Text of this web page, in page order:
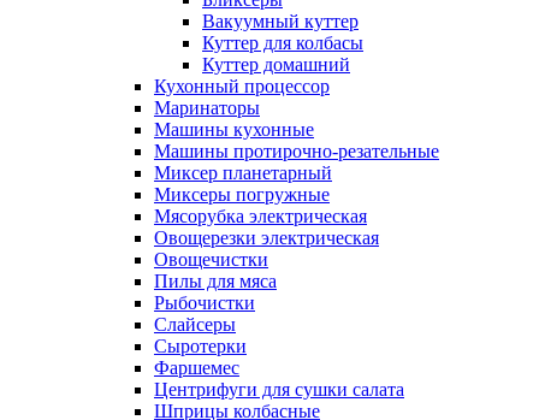
Вакуумный куттер
Куттер для колбасы
Куттер домашний
Кухонный процессор
Маринаторы
Машины кухонные
Машины протирочно-резательные
Миксер планетарный
Миксеры погружные
Мясорубка электрическая
Овощерезки электрическая
Овощечистки
Пилы для мяса
Рыбочистки
Слайсеры
Сыротерки
Фаршемес
Центрифуги для сушки салата
Шприцы колбасные